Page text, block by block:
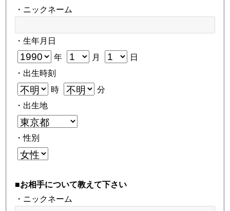
・ニックネーム
・生年月日
年 月
日
・出生時刻
時
分
・出生地
・性別
■お相手について教えて下さい
・ニックネーム